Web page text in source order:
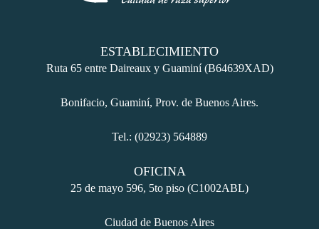
ESTABLECIMIENTO
Ruta 65 entre Daireaux y Guaminí (B64639XAD)
Bonifacio, Guaminí, Prov. de Buenos Aires.
Tel.: (02923) 564889
OFICINA
25 de mayo 596, 5to piso (C1002ABL)
Ciudad de Buenos Aires